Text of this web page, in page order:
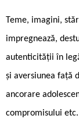
Teme, imagini,
impregnează,
autenticităţii în
şi aversiunea faţă
ancorare
compromisului